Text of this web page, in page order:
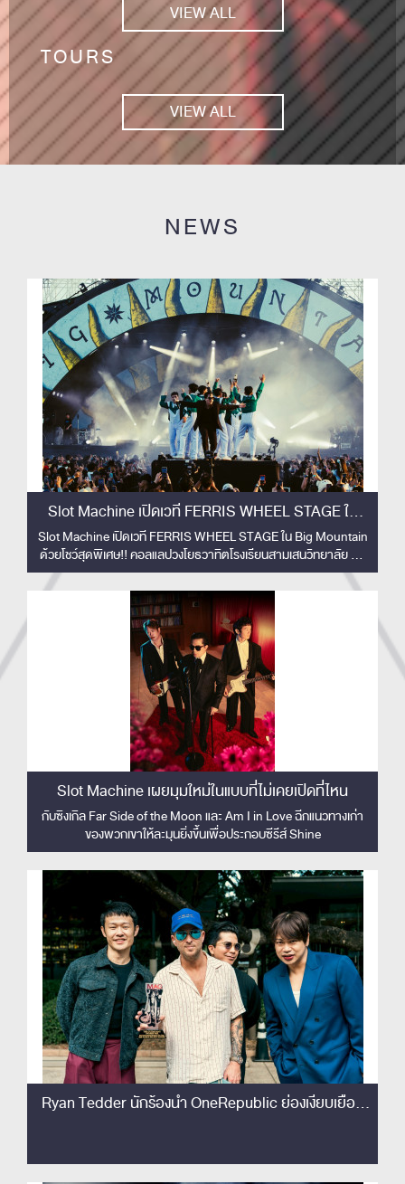
VIEW ALL
TOURS
VIEW ALL
NEWS
Slot Machine เปิดเวที FERRIS WHEEL STAGE ใน
Big Mountain ด้วยโชว์สุดพิเศษ!!
Slot Machine เปิดเวที FERRIS WHEEL STAGE ใน Big Mountain
ด้วยโชว์สุดพิเศษ!! คอลแลปวงโยธวาทิตโรงเรียนสามเสนวิทยาลัย 33
ชีวิต สร้างโมเมนต์ทัชใจผู้ชม
Slot Machine เผยมุมใหม่ในแบบที่ไม่เคยเปิดที่ไหน
กับซิงเกิล Far Side of the Moon และ Am I in Love ฉีกแนวทางเก่า
ของพวกเขาให้ละมุนยิ่งขึ้นเพื่อประกอบซีรีส์ Shine
Ryan Tedder นักร้องนำ OneRepublic ย่องเงียบเยือน